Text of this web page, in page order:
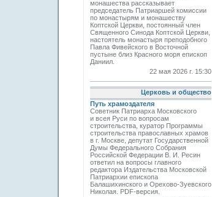
монашества рассказывает
председатель Патриаршей комиссии
по монастырям и монашеству
Коптской Церкви, постоянный член
Священного Синода Коптской Церкви,
настоятель монастыря преподобного
Павла Фивейского в Восточной
пустыне близ Красного моря епископ
Даниил.
22 мая 2026 г. 15:30
Церковь и общество
Путь храмоздателя
Советник Патриарха Московского
и всея Руси по вопросам
строительства, куратор Программы
строительства православных храмов
в г. Москве, депутат Государственной
Думы Федерального Собрания
Российской Федерации В. И. Ресин
ответил на вопросы главного
редактора Издательства Московской
Патриархии епископа
Балашихинского и Орехово-Зуевского
Николая. PDF-версия.